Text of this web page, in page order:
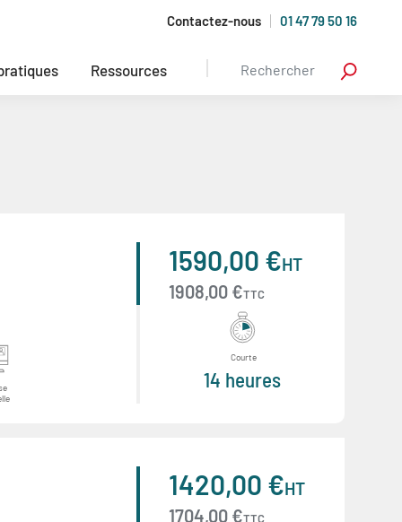
Contactez-nous 01 47 79 50 16
Ressources
1590,00 €HT
1908,00 €TTC
Courte
14 heures
1420,00 €HT
1704,00 €TTC